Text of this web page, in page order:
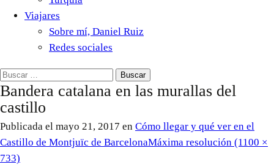
Viajares
Sobre mí, Daniel Ruiz
Redes sociales
Buscar:
Bandera catalana en las murallas del
castillo
Publicada el mayo 21, 2017 en Cómo llegar y qué ver en el
Castillo de Montjuïc de BarcelonaMáxima resolución (1100 ×
733)